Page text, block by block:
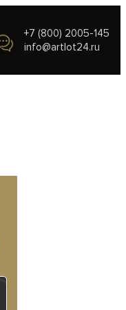
+7 (800) 2005-145
info@artlot24.ru